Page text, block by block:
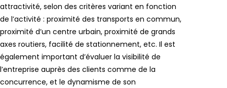
attractivité, selon des critères variant en fonction
de l’activité : proximité des transports en commun,
proximité d’un centre urbain, proximité de grands
axes routiers, facilité de stationnement, etc. Il est
également important d’évaluer la visibilité de
l’entreprise auprès des clients comme de la
concurrence, et le dynamisme de son